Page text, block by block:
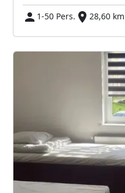
1-50 Pers.
28,60 km